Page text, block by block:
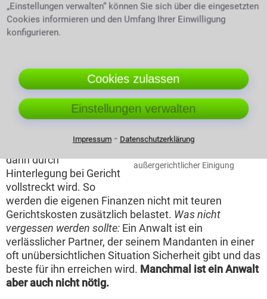
Oder der Fachanwalt weiß durch seine Fachkenntnis
und Erfahrung ob es Sinn macht mit seinem Fall
überhaupt vor Gericht zu gehen.
Einen Vergleich anstreben
außergerichtlicher Einigung
Optimal läuft es, wenn
der Rechtsanwalt mit
der gegnerischen Partei
aushandeln kann, der
dann durch
Hinterlegung bei Gericht
vollstreckt wird. So
werden die eigenen Finanzen nicht mit teuren
Gerichtskosten zusätzlich belastet. Was nicht
vergessen werden sollte: Ein Anwalt ist ein
verlässlicher Partner, der seinem Mandanten in einer
oft unübersichtlichen Situation Sicherheit gibt und das
beste für ihn erreichen wird. Manchmal ist ein Anwalt
aber auch nicht nötig.
„Einstellungen verwalten“ können Sie sich über die eingesetzten
Cookies informieren und den Umfang Ihrer Einwilligung
konfigurieren.
Cookies zulassen
Einstellungen verwalten
Impressum⁃ Datenschutzerklärung